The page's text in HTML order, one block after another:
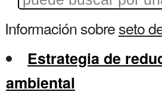
Información sobreseto
Estrategia de
ambiental